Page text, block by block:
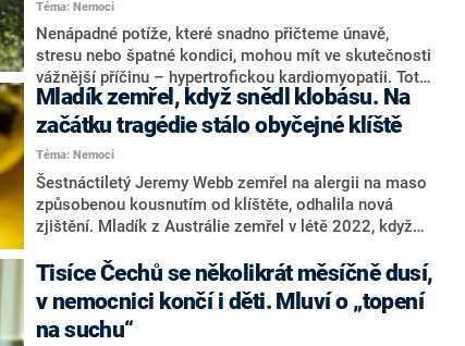
Téma: Nemoci
Nenápadné potíže, které snadno přičteme únavě,
stresu nebo špatné kondici, mohou mít ve skutečnosti
vážnější příčinu – hypertrofickou kardiomyopatii. Toto
chronické srdeční onemocnění může v případě, že
není léčeno, vést až k smrti. Kdy byste měli
Mladík zemřel, když snědl klobásu. Na
začátku tragédie stálo obyčejné klíště
Téma: Nemoci
Šestnáctiletý Jeremy Webb zemřel na alergii na maso
způsobenou kousnutím od klíštěte, odhalila nová
zjištění. Mladík z Austrálie zemřel v létě 2022, když
předpokládalo, že za jeho smrtí stálo astma. To ale
nyní koroner vyvrátil. Jedná se o první známý případ
podobného úmrtí a jeden ze dvou případů na světě,
píší zahraniční média.
Tisíce Čechů se několikrát měsíčně dusí,
v nemocnici končí i děti. Mluví o „topení
na suchu“